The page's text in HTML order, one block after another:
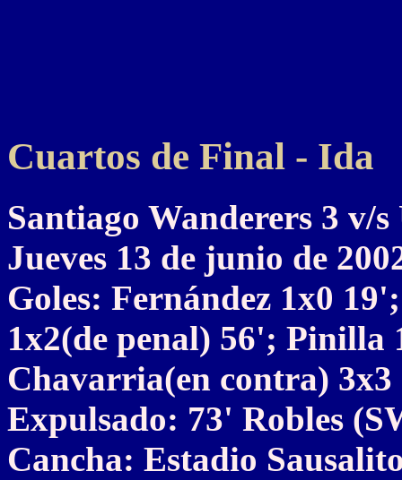
Cuartos de Final - Ida
Santiago Wanderers 3
Jueves 13 de junio de
Goles: Fernández 1x0
1x2(de penal) 56'; Pinilla
Chavarria(en contra) 3x3
Expulsado: 73' Robles
Cancha: Estadio